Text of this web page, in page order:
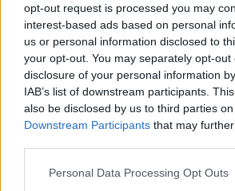
opt-out request is processed you may
interest-based ads based on personal
us or personal information disclosed to
your opt-out. You may separately opt-
disclosure of your personal information
IAB’s list of downstream participants.
also be disclosed by us to third parties
Downstream Participants that may
Please note that this website/app uses
Personal Data Processing Opt Outs